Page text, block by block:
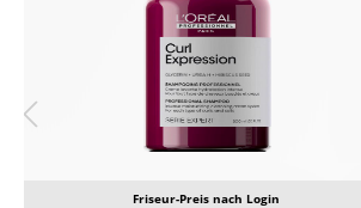
Friseur-Preis nach Login